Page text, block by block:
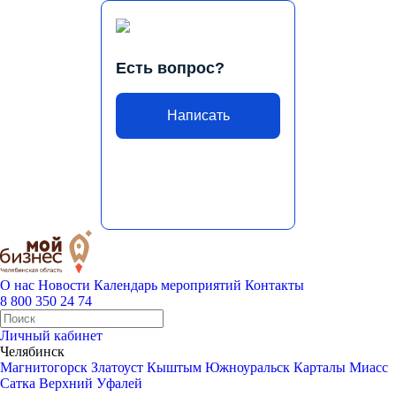
Есть вопрос?
Написать
О нас Новости Календарь мероприятий Контакты
8 800 350 24 74
Личный кабинет
Челябинск
Магнитогорск Златоуст Кыштым Южноуральск Карталы Миасс
Сатка Верхний Уфалей